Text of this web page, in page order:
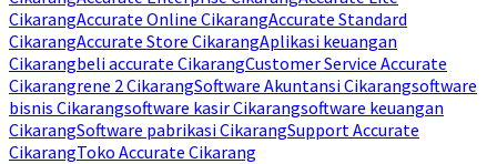
CikarangAccurate Online CikarangAccurate Standard
CikarangAccurate Store CikarangAplikasi keuangan
Cikarangbeli accurate CikarangCustomer Service Accurate
Cikarangrene 2 CikarangSoftware Akuntansi Cikarangsoftware
bisnis Cikarangsoftware kasir Cikarangsoftware keuangan
CikarangSoftware pabrikasi CikarangSupport Accurate
CikarangToko Accurate Cikarang